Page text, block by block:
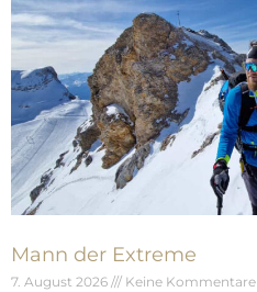
Mann der Extreme
7. August 2026 Keine Kommentare